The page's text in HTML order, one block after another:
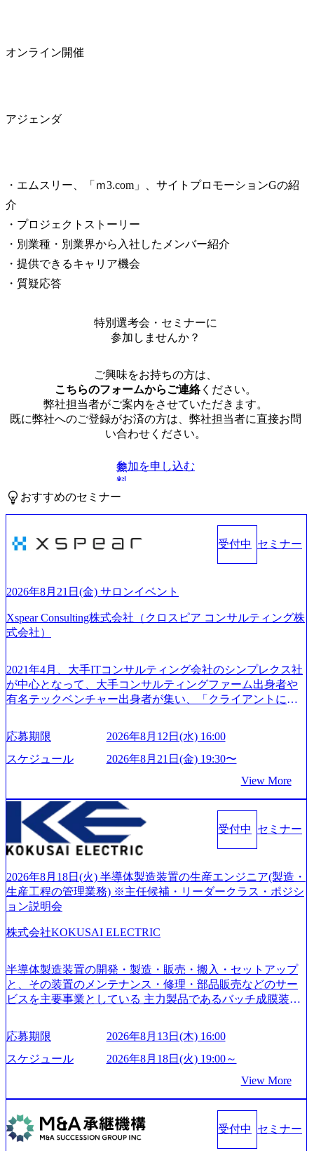
オンライン開催
アジェンダ
・エムスリー、「ｍ3.com」、サイトプロモーションGの紹
介
・プロジェクトストーリー
・別業種・別業界から入社したメンバー紹介
・提供できるキャリア機会
・質疑応答
特別選考会・セミナーに
参加しませんか？
ご興味をお持ちの方は、
こちらのフォームからご連絡ください。
弊社担当者がご案内をさせていただきます。
既に弊社へのご登録がお済の方は、弊社担当者に直接お問
い合わせください。
無
料
参加を申し込む
おすすめのセミナー
受付中 セミナー
2026年8月21日(金) サロンイベント
Xspear Consulting株式会社（クロスピア コンサルティング株
式会社）
2021年4月、大手ITコンサルティング会社のシンプレクス社
が中心となって、大手コンサルティングファーム出身者や
有名テックベンチャー出身者が集い、「クライアントにと
い」という想いの下で立ち上げた新鋭ファーム テクノロジ
ーがビジネスの成功に大きな影響力を持つDX時代におい
て、20年以上にわたってFintech業界を中心に最先端テクノ
つ、あらゆる業種・業界のクライアントの企業価値の最大
化を支援するために、戦略策定、組織改革、人材育成、業
務改善、実行支援などのコンサルティングサービスを一気
通貫で提供するのが特徴（いわゆる総合コンサルティング
ファーム） 社名の由来は”DXエリアにSpir（槍）を指して
ていく”という位置づけ 一昔前は金融が強い企業として認知
されていたが、現在金融の売上割合は全体の3割。現在はTo
C事業を始め、パブリック、製造業、通信、エンタメ、教
はあるが、社員の興味のある分野やスキルを活用したいな
着けたい方でも幅広に経験を積みたい方でも、キャリア形
成が柔軟に可能な環境である。 https://storage.googleapis.com/
our-vision-production.appspot.com/public/images/20240925204135
_93b1bff3-f71c-4bc9-8bd9-72a8a4826007_1200x554.webp https://
mages/20250502152751_46c65543-87ef-4e86-a85a-8649e1c532f9
_956x512.webp https://storage.googleapis.com/our-vision-producti
on.appspot.com/public/images/20250502152804_ba6aaa1a-9ffc-4f
m/our-vision-production.appspot.com/public/images/202505021528
ンプレクス社は、FinTech領域に強みを持つITコンサルティ
ング会社で、NRI、NTTDATAと同じく世界のFinTech Ranki
ngsTop 100企業にも選出されている。ITコンサルティング、
応募期限
2026年8月12日(水) 16:00
スケジュール
2026年8月21日(金) 19:30〜
View More
受付中 セミナー
2026年8月18日(火) 半導体製造装置の生産エンジニア(製造・
生産工程の管理業務) ※主任候補・リーダークラス・ポジシ
ョン説明会
株式会社KOKUSAI ELECTRIC
半導体製造装置の開発・製造・販売・搬入・セットアップ
と、その装置のメンテナンス・修理・部品販売などのサー
ビスを主要事業としている 主力製品であるバッチ成膜装置
世界トップクラスのシェアを有している 技術と対話を通じ
て未来を創造し、社会課題の解決に貢献することを目指し
ている Mission:私たちの技術/私たちの対話 Vision:夢を未来
話 IoT社会の浸透、AIの加速等により半導体需要は世界中で
急伸長しており、それに伴い半導体製造装置の需要も伸長
中 https://storage.googleapis.com/our-vision-production.appspot.co
m/public/images/20260224131045_0fee4978-bb25-43a7-a367-542
6b95cd599_1200x543.webp https://storage.googleapis.com/our-visi
応募期限
2026年8月13日(木) 16:00
スケジュール
2026年8月18日(火) 19:00～
View More
受付中 セミナー